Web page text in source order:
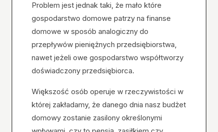
Problem jest jednak taki, że mało które
gospodarstwo domowe patrzy na finanse
domowe w sposób analogiczny do
przepływów pieniężnych przedsiębiorstwa,
nawet jeżeli owe gospodarstwo współtworzy
doświadczony przedsiębiorca.
Większość osób operuje w rzeczywistości w
której zakładamy, że danego dnia nasz budżet
domowy zostanie zasilony określonymi